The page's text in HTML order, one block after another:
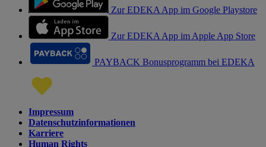
Zur EDEKA App im Google Playstore
Zur EDEKA App im Apple App Store
PAYBACK Bonusprogramm bei EDEKA
Impressum
Datenschutzinformationen
Karriere
Human Rights